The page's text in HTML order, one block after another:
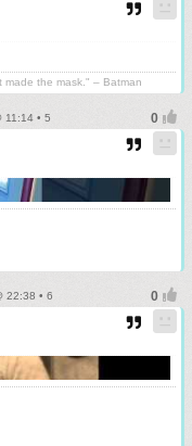
the mask." – Batman
11:14 • 5
22:38 • 6